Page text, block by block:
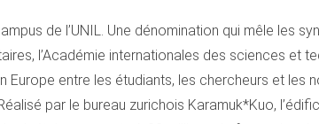
de l’UNIL. Une dénomination qui mêle les
l’Académie internationales des sciences et
Europe entre les étudiants, les chercheurs et les
par le bureau zurichois Karamuk*Kuo,